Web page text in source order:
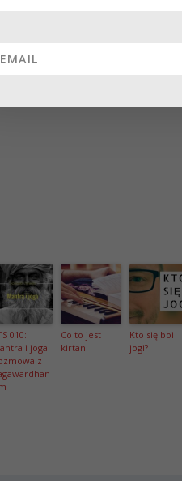
w sobie, w jaźni. Nie
“człowiekiem” nie jest twoją
i zmienna okrywa.
przez ścieżkę
010:
i joga.
z
Co to jest
kirtan
Kto się boi
jogi?